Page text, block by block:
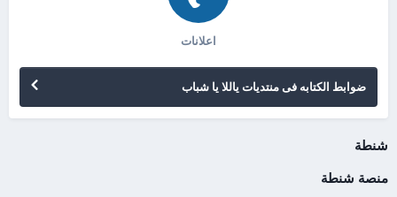
اعلانات
ضوابط الكتابه فى منتديات ياللا يا شباب
شنطة
منصة شنطة